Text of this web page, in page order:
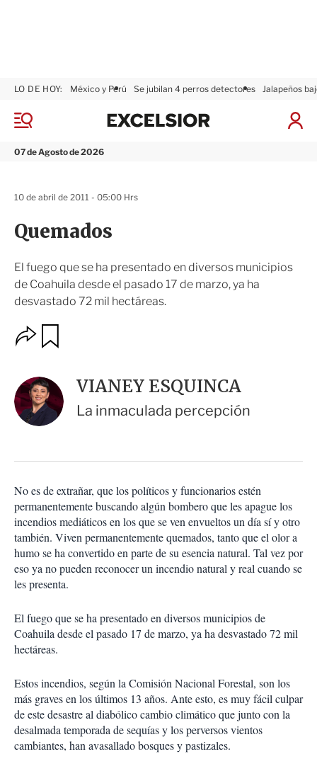
M
n
07 de Agosto de 2026
LO DE HOY: México y Perú Se jubilan 4 perros detectores Jalapeños
I
x
Quemados
El fuego que se ha presentado en diversos municipios
de Coahuila desde el pasado 17 de marzo, ya ha
desvastado 72 mil hectáreas.
10 de abril de 2011 - 05:00 Hrs
O
p
o
n
e
s
c
m
p
a
r
t
i
r
a
r
VIANEY ESQUINCA
La inmaculada percepción
No es de extrañar, que los políticos y funcionarios estén
permanentemente buscando algún bombero que les apague los
incendios mediáticos en los que se ven envueltos un día sí y otro
también. Viven permanentemente quemados, tanto que el olor a
humo se ha convertido en parte de su esencia natural. Tal vez por
eso ya no pueden reconocer un incendio natural y real cuando se
les presenta.
El fuego que se ha presentado en diversos municipios de
Coahuila desde el pasado 17 de marzo, ya ha desvastado 72 mil
hectáreas.
Estos incendios, según la Comisión Nacional Forestal, son los
más graves en los últimos 13 años. Ante esto, es muy fácil culpar
de este desastre al diabólico cambio climático que junto con la
desalmada temporada de sequías y los perversos vientos
cambiantes, han avasallado bosques y pastizales.